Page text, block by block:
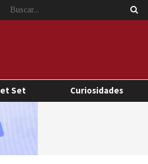
Set Curiosidades